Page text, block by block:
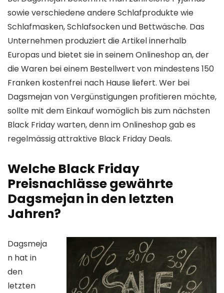
sowie verschiedene andere Schlafprodukte wie
Schlafmasken, Schlafsocken und Bettwäsche. Das
Unternehmen produziert die Artikel innerhalb
Europas und bietet sie in seinem Onlineshop an, der
die Waren bei einem Bestellwert von mindestens 150
Franken kostenfrei nach Hause liefert. Wer bei
Dagsmejan von Vergünstigungen profitieren möchte,
sollte mit dem Einkauf womöglich bis zum nächsten
Black Friday warten, denn im Onlineshop gab es
regelmässig attraktive Black Friday Deals.
Welche Black Friday
Preisnachlässe gewährte
Dagsmejan in den letzten
Jahren?
Dagsmeja
n hat in
den
letzten